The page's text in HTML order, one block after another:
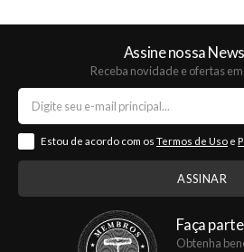
Assine nossa
Receba novidade e ofertas
Estou de acordo com os Termos de Uso e
Faça
Obtenha